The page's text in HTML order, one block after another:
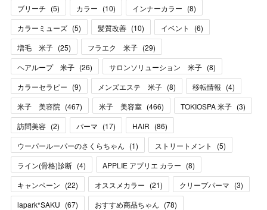
ブリーチ (5) カラー (10) インナーカラー (8)
カラーミューズ (5) 髪質改善 (10) イベント (6)
増毛 米子 (25) フラエク 米子 (29)
ヘアループ 米子 (26) サロンソリューション 米子 (8)
カラーセラピー (9) メンズエステ 米子 (8) 移転情報 (4)
米子 美容院 (467) 米子 美容室 (466) TOKIOSPA 米子 (3)
訪問美容 (2) パーマ (17) HAIR (86)
ウーパールーパーのさくらちゃん (1) ストリートメント (5)
ライン(骨格)診断 (4) APPLIE アプリエ カラー (8)
キャンペーン (22) オススメカラー (21) クリープパーマ (3)
lapark*SAKU (67) おすすめ商品ちゃん (78)